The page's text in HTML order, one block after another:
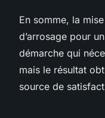
En somme, la
d’arrosage pour
démarche qui
mais le résultat
source de